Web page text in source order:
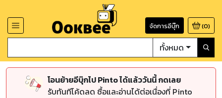
จัดการอีบุ๊ก (0)
ทั้งหมด
โอนย้ายอีบุ๊กไป Pinto ได้แล้ววันนี้ กดเลย
รับทันทีโค้ดลด ซื้อและอ่านได้ต่อเนื่องที่ Pinto